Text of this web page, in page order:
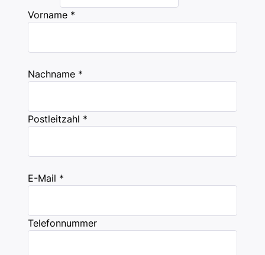
Vorname *
Nachname *
Postleitzahl *
E-Mail *
Telefonnummer